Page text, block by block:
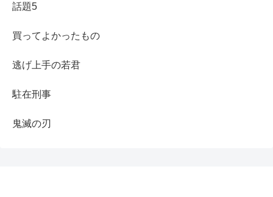
話題5
買ってよかったもの
逃げ上手の若君
駐在刑事
鬼滅の刃